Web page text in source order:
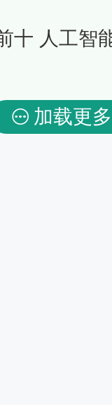
十 人工智
加载更多